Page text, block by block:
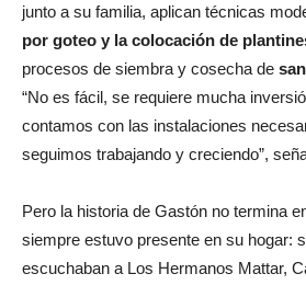
junto a su familia, aplican técnicas
por goteo y la colocación de
procesos de siembra y cosecha de
“No es fácil, se requiere mucha
contamos con las instalaciones
seguimos trabajando y creciendo”,
Pero la historia de Gastón no termina
siempre estuvo presente en su hogar:
escuchaban a Los Hermanos Mattar,